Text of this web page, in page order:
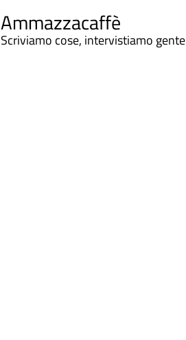
Ammazzacaffè
Scriviamo cose, intervistiamo gente